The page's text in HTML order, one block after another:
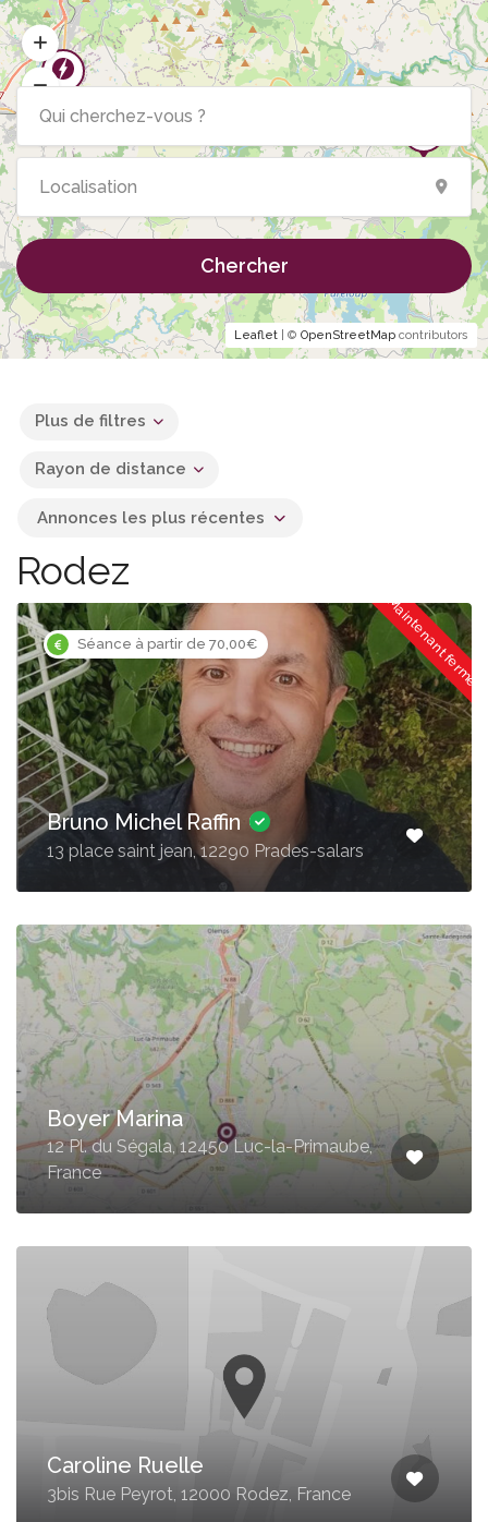
Leaflet | © OpenStreetMap contributors
Chercher
Plus de filtres
Rayon de distance
Annonces les plus récentes
Rodez
Séance à partir de 70,00€ Maintenant fermé
Bruno Michel Raffin
13 place saint jean, 12290 Prades-salars
Boyer Marina
12 Pl. du Ségala, 12450 Luc-la-Primaube,
France
Caroline Ruelle
3bis Rue Peyrot, 12000 Rodez, France